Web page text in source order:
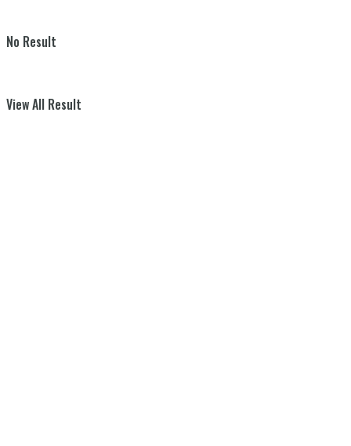
No Result
View All Result